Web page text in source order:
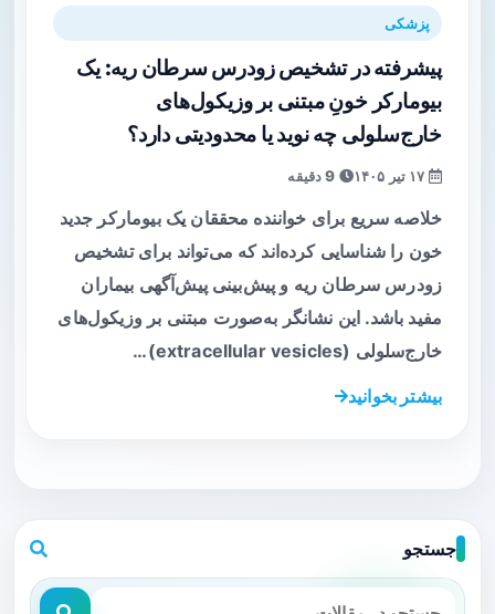
پزشکی
پیشرفته در تشخیص زودرس سرطان ریه: یک
بیومارکر خونِ مبتنی بر وزیکول‌های
خارج‌سلولی چه نوید یا محدودیتی دارد؟
خلاصه سریع برای خواننده محققان یک بیومارکر جدید
خون را شناسایی کرده‌اند که می‌تواند برای تشخیص
زودرس سرطان ریه و پیش‌بینی پیش‌آگهی بیماران
مفید باشد. این نشانگر به‌صورت مبتنی بر وزیکول‌های
خارج‌سلولی (extracellular vesicles)…
بیشتر بخوانید
جستجو